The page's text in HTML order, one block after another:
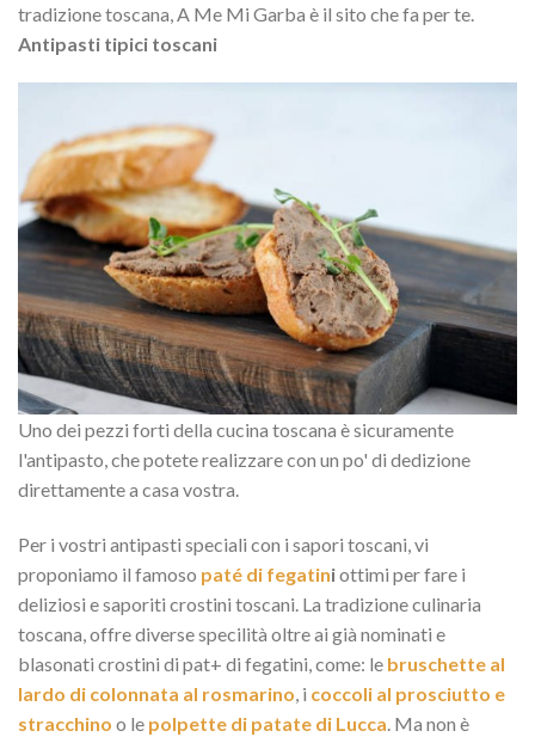
tradizione toscana, A Me Mi Garba è il sito che fa per te.
Antipasti tipici toscani
Uno dei pezzi forti della cucina toscana è sicuramente
l'antipasto, che potete realizzare con un po' di dedizione
direttamente a casa vostra.
Per i vostri antipasti speciali con i sapori toscani, vi
proponiamo il famoso paté di fegatiniottimi per fare i
deliziosi e saporiti crostini toscani. La tradizione culinaria
toscana, offre diverse specilità oltre ai già nominati e
blasonati crostini di pat+ di fegatini, come: le bruschette al
lardo di colonnata al rosmarino, i coccoli al prosciutto e
stracchino o le polpette di patate di Lucca. Ma non è